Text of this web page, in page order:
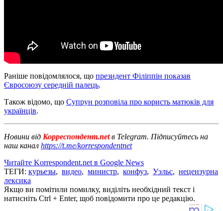
Раніше повідомлялося, що президент Філіппін показав
Євросоюзу середній палець.
Також відомо, що Супрун розповіла про користь матюків для
українців.
Новини від Корреспондент.netв Telegram. Підписуйтесь на
наш канал https://t.me/korrespondentnet
Читайте Korrespondent.net в Google News
ТЕГИ: курьезы, видео, министр, конфуз, Уэльс, нецензурна
лексика
Якщо ви помітили помилку, виділіть необхідний текст і
натисніть Ctrl + Enter, щоб повідомити про це редакцію.